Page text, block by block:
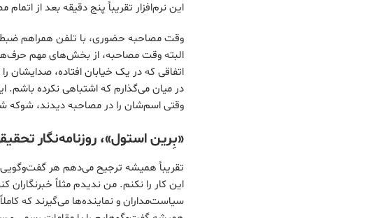
این نرم‌افزار تقریباً پنج دقیقه بعد از
وقت مصاحبه حضوری، با تلفن همراهم
البته وقت مصاحبه‌، از بخش‌های مهم حرف‌ها
اتفاقی که در یک خیابان افتاده، صدایشان
در میان می‌گذارم که اشتباهی نکرده باشم.
وقتی اسم‌شان را در مصاحبه دیدند، شوکه
«بِرین استول»، روزنامه‌نگار
تقریباً همیشه ترجیح می‌دهم هر گفت‌وگویی
این کار را نکنم. من ندیدم مثلاً
سیاست‌مداران و نماینده‌ها می‌گیرند که